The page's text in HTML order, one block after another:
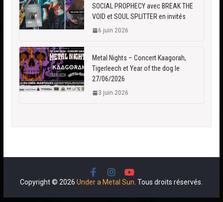
SOCIAL PROPHECY avec BREAK THE
VOID et SOUL SPLITTER en invités
6 juin 2026
Metal Nights – Concert Kaagorah,
Tigerleech et Year of the dog le
27/06/2026
3 juin 2026
Copyright © 2026Under a Metal Sun . Tous droits réservés.